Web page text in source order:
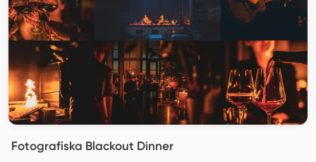
Fotografiska Blackout Dinner